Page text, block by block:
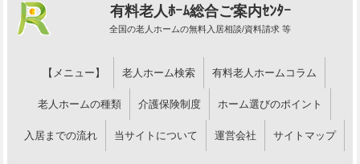
有料老人ﾎｰﾑ総合ご案内ｾﾝﾀｰ
全国の老人ホームの無料入居相談/資料請求 等
【メニュー】 老人ホーム検索 有料老人ホームコラム
老人ホームの種類 介護保険制度 ホーム選びのポイント
入居までの流れ 当サイトについて 運営会社 サイトマップ